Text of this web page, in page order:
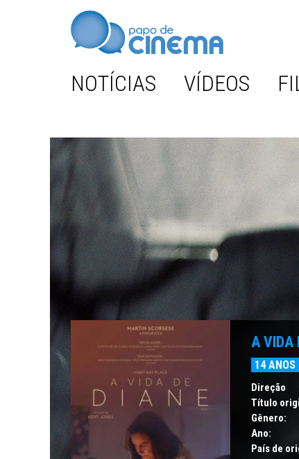
NOTÍCIAS VÍDEOS
A VIDA
14 ANOS
Direção
Título
Gênero:
Ano:
País de